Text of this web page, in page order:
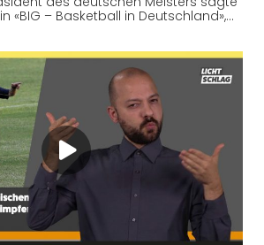
«BIG – Basketball in Deutschland»,…